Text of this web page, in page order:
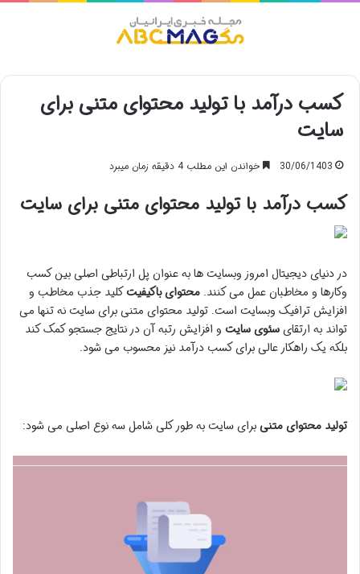
کسب درآمد با تولید محتوای متنی برای
سایت
30/06/1403 خواندن این مطلب 4 دقیقه زمان میبرد
کسب درآمد با تولید محتوای متنی برای سایت
در دنیای دیجیتال امروز وبسایت ها به عنوان پل ارتباطی اصلی بین کسب
وکارها و مخاطبان عمل می کنند. محتوای باکیفیتکلید جذب مخاطب و
افزایش ترافیک وبسایت است. تولید محتوای متنی برای سایت نه تنها می
تواند به ارتقایسئوی سایت و افزایش رتبه آن در نتایج جستجو کمک کند
بلکه یک راهکار عالی برای کسب درآمد نیز محسوب می شود.
تولید محتوای متنیبرای سایت به طور کلی شامل سه نوع اصلی می شود: